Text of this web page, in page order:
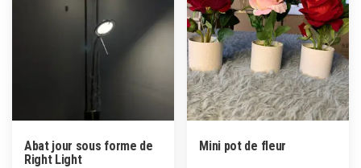
Abat jour sous forme de
Right Light
Mini pot de fleur